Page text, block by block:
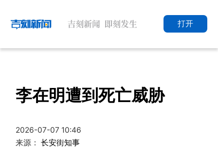
打开
李在明遭到死亡威胁
2026-07-07 10:46
来源：长安街知事